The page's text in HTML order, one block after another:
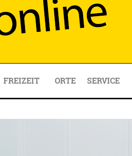
FREIZEIT ORTE SERVICE